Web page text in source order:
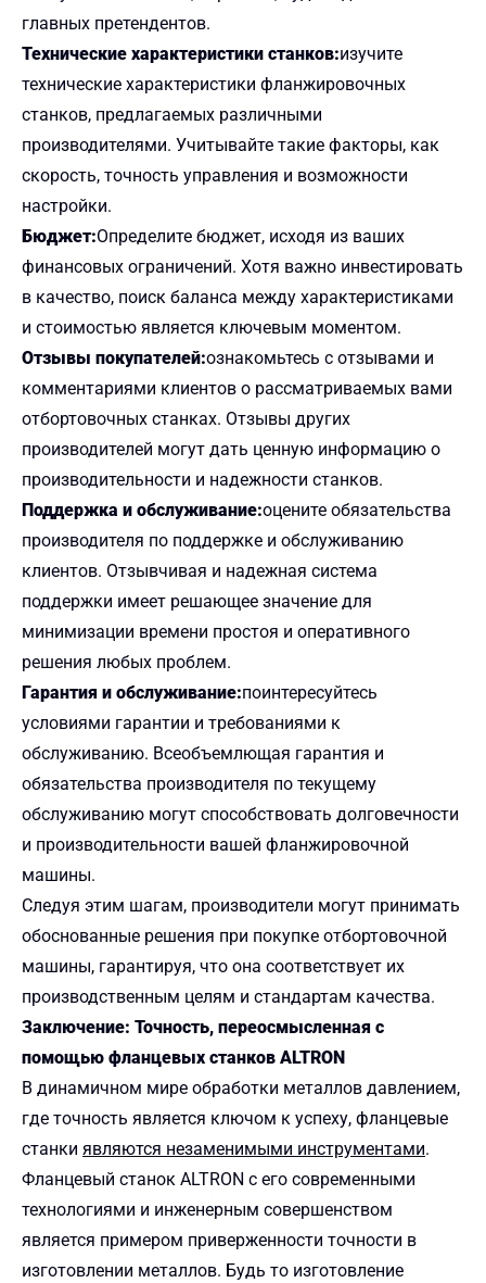
главных претендентов.
Технические характеристики станков:изучите
технические характеристики фланжировочных
станков, предлагаемых различными
производителями. Учитывайте такие факторы, как
скорость, точность управления и возможности
настройки.
Бюджет:Определите бюджет, исходя из ваших
финансовых ограничений. Хотя важно инвестировать
в качество, поиск баланса между характеристиками
и стоимостью является ключевым моментом.
Отзывы покупателей:ознакомьтесь с отзывами и
комментариями клиентов о рассматриваемых вами
отбортовочных станках. Отзывы других
производителей могут дать ценную информацию о
производительности и надежности станков.
Поддержка и обслуживание:оцените обязательства
производителя по поддержке и обслуживанию
клиентов. Отзывчивая и надежная система
поддержки имеет решающее значение для
минимизации времени простоя и оперативного
решения любых проблем.
Гарантия и обслуживание:поинтересуйтесь
условиями гарантии и требованиями к
обслуживанию. Всеобъемлющая гарантия и
обязательства производителя по текущему
обслуживанию могут способствовать долговечности
и производительности вашей фланжировочной
машины.
Следуя этим шагам, производители могут принимать
обоснованные решения при покупке отбортовочной
машины, гарантируя, что она соответствует их
производственным целям и стандартам качества.
Заключение: Точность, переосмысленная с
помощью фланцевых станков ALTRON
В динамичном мире обработки металлов давлением,
где точность является ключом к успеху, фланцевые
станки являются незаменимыми инструментами.
Фланцевый станок ALTRON с его современными
технологиями и инженерным совершенством
является примером приверженности точности в
изготовлении металлов. Будь то изготовление